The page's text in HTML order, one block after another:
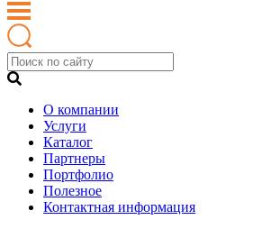
О компании
Услуги
Каталог
Партнеры
Портфолио
Полезное
Контактная информация